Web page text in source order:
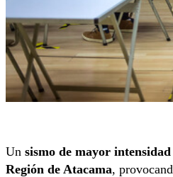
Un sismo de mayor intensidad
Región de Atacama,